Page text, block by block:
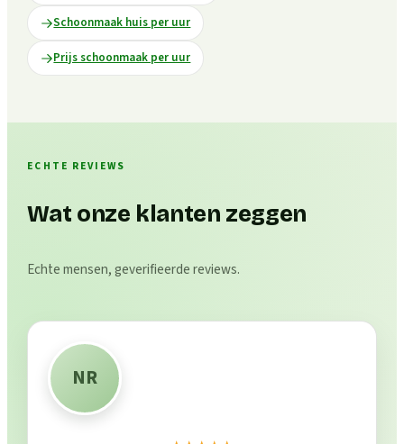
Schoonmaak huis per uur
Prijs schoonmaak per uur
ECHTE REVIEWS
Wat onze klanten zeggen
Echte mensen, geverifieerde reviews.
NR